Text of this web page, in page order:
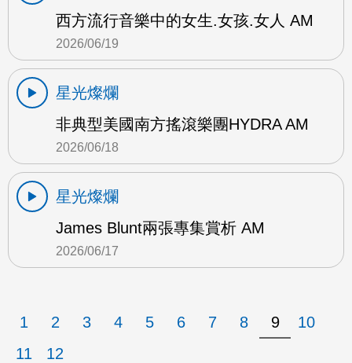
西方流行音樂中的女生.女孩.女人 AM
2026/06/19
星光燦爛
非典型美國南方搖滾樂團HYDRA AM
2026/06/18
星光燦爛
James Blunt兩張專集賞析 AM
2026/06/17
1 2 3 4 5 6 7 8 9
10
11
12